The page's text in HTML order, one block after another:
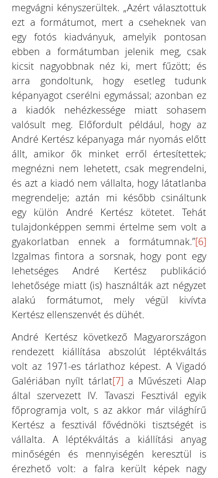
megvágni kényszerültek. „Azért választottuk
ezt a formátumot, mert a cseheknek van
egy fotós kiadványuk, amelyik pontosan
ebben a formátumban jelenik meg, csak
kicsit nagyobbnak néz ki, mert fűzött; és
arra gondoltunk, hogy esetleg tudunk
képanyagot cserélni egymással; azonban ez
a kiadók nehézkessége miatt sohasem
valósult meg. Előfordult például, hogy az
André Kertész képanyaga már nyomás előtt
állt, amikor ők minket erről értesítettek;
megnézni nem lehetett, csak megrendelni,
és azt a kiadó nem vállalta, hogy látatlanba
megrendelje; aztán mi később csináltunk
egy külön André Kertész kötetet. Tehát
tulajdonképpen semmi értelme sem volt a
gyakorlatban ennek a formátumnak.”[6]
Izgalmas fintora a sorsnak, hogy pont egy
lehetséges André Kertész publikáció
lehetősége miatt (is) használták azt négyzet
alakú formátumot, mely végül kivívta
Kertész ellenszenvét és dühét.
André Kertész következő Magyarországon
rendezett kiállítása abszolút léptékváltás
volt az 1971-es tárlathoz képest. A Vigadó
Galériában nyílt tárlat[7] a Művészeti Alap
által szervezett IV. Tavaszi Fesztivál egyik
főprogramja volt, s az akkor már világhírű
Kertész a fesztivál fővédnöki tisztségét is
vállalta. A léptékváltás a kiállítási anyag
minőségén és mennyiségén keresztül is
érezhető volt: a falra került képek nagy